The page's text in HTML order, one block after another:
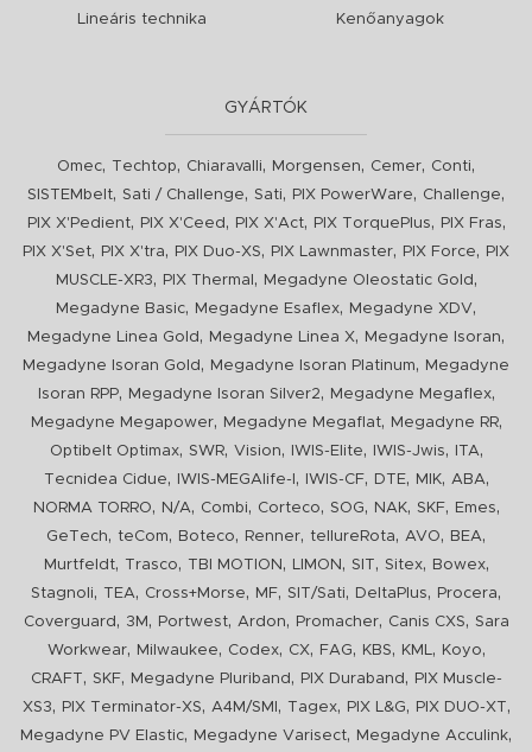
Lineáris technika
Kenőanyagok
GYÁRTÓK
Omec, Techtop, Chiaravalli, Morgensen, Cemer, Conti,
SISTEMbelt, Sati / Challenge, Sati, PIX PowerWare, Challenge,
PIX X'Pedient, PIX X'Ceed , PIX X'Act, PIX TorquePlus, PIX Fras,
PIX X'Set, PIX X'tra, PIX Duo-XS, PIX Lawnmaster, PIX Force,
PIX
MUSCLE-XR3, PIX Thermal , Megadyne Oleostatic Gold ,
Megadyne Basic, Megadyne Esaflex, Megadyne XDV,
Megadyne Linea Gold , Megadyne Linea X, Megadyne Isoran,
Megadyne Isoran Gold , Megadyne Isoran Platinum,
Megadyne
Isoran RPP, Megadyne Isoran Silver2, Megadyne Megaflex,
Megadyne Megapower, Megadyne Megaflat, Megadyne RR,
Optibelt Optimax, SWR, Vision, IWIS-Elite, IWIS-Jwis, ITA,
Tecnidea Cidue, IWIS-MEGAlife-I , IWIS-CF, DTE, MIK, ABA,
NORMA TORRO, N/A, Combi, Corteco, SOG, NAK, SKF, Emes,
GeTech, teCom, Boteco, Renner, tellureRota, AVO, BEA,
Murtfeldt, Trasco, TBI MOTION , LIMON , SIT, Sitex, Bowex,
Stagnoli, TEA, Cross+Morse, MF, SIT/Sati, DeltaPlus, Procera,
Coverguard , 3M , Portwest, Ardon, Promacher, Canis CXS, Sara
Workwear, Milwaukee, Codex, CX, FAG, KBS, KML, Koyo,
CRAFT, SKF, Megadyne Pluriband , PIX Duraband ,
PIX Muscle-
XS3, PIX Terminator-XS, A4M/SMI , Tagex, PIX L&G, PIX DUO-XT,
Megadyne PV Elastic, Megadyne Varisect, Megadyne Acculink,